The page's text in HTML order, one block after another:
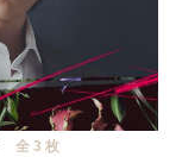
全 3 枚